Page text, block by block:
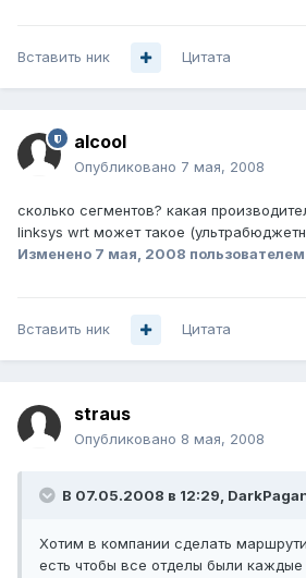
Вставить ник Цитата
alcool
Опубликовано 7 мая, 2008
сколько сегментов? какая
linksys wrt может такое
Изменено 7 мая, 2008
Вставить ник Цитата
straus
Опубликовано 8 мая, 2008
В 07.05.2008 в 12:29,
Хотим в компании сделать
есть чтобы все отделы были